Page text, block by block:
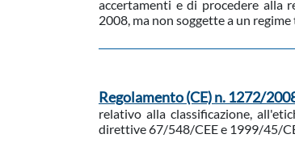
accertamenti e di procedere alla
2008, ma non soggette a un
Regolamento (CE) n. 1272/
relativo alla classificazione,
direttive 67/548/CEE e 1999/45/